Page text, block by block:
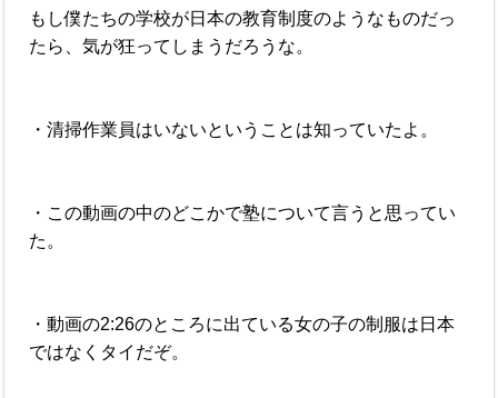
もし僕たちの学校が日本の教育制度のようなものだっ
たら、気が狂ってしまうだろうな。
・清掃作業員はいないということは知っていたよ。
・この動画の中のどこかで塾について言うと思ってい
た。
・動画の2:26のところに出ている女の子の制服は日本
ではなくタイだぞ。